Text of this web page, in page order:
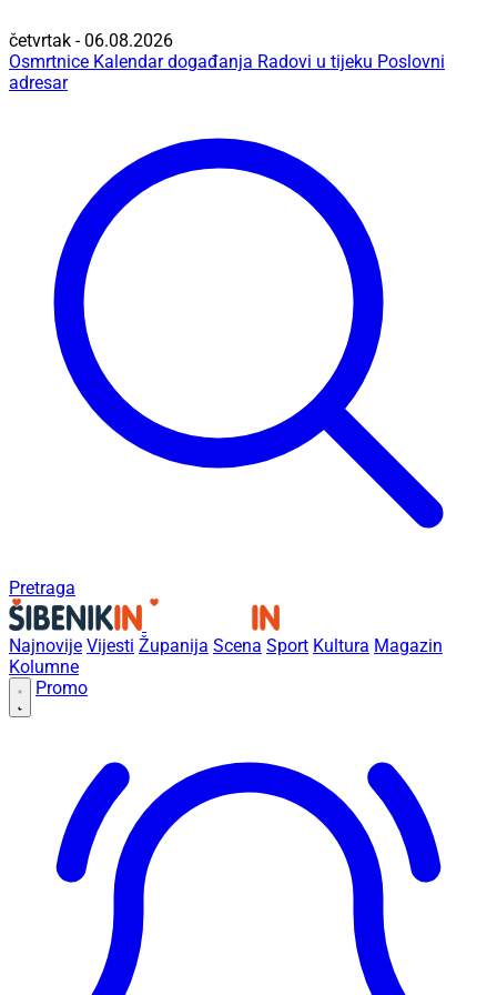
četvrtak - 06.08.2026
Osmrtnice Kalendar događanja Radovi u tijeku Poslovni
adresar
Pretraga
Najnovije Vijesti Županija Scena Sport Kultura Magazin
Kolumne
Promo